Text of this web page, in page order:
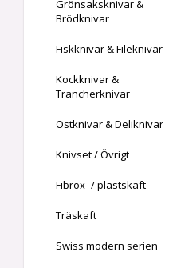
Grönsaksknivar &
Brödknivar
Fiskknivar & Fileknivar
Kockknivar &
Trancherknivar
Ostknivar & Deliknivar
Knivset / Övrigt
Fibrox- / plastskaft
Träskaft
Swiss modern serien